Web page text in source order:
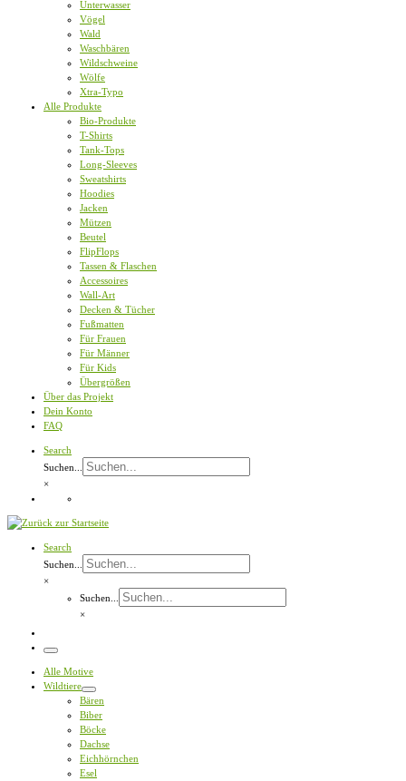
Unterwasser
Vögel
Wald
Waschbären
Wildschweine
Wölfe
Xtra-Typo
Alle Produkte
Bio-Produkte
T-Shirts
Tank-Tops
Long-Sleeves
Sweatshirts
Hoodies
Jacken
Mützen
Beutel
FlipFlops
Tassen & Flaschen
Accessoires
Wall-Art
Decken & Tücher
Fußmatten
Für Frauen
Für Männer
Für Kids
Übergrößen
Über das Projekt
Dein Konto
FAQ
Search
Suchen...
×
Search
Suchen...
×
Suchen...
×
Menü
Alle Motive
Wildtiere
Bären
Biber
Böcke
Dachse
Eichhörnchen
Esel